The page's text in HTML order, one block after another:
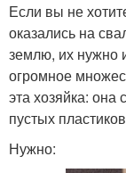
Если вы не
оказались на
землю, их нужно
огромное
эта хозяйка: она
пустых
Нужно: